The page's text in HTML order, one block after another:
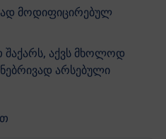
მოდიფიცირებულ
შაქარს, აქვს მხოლოდ
არსებული